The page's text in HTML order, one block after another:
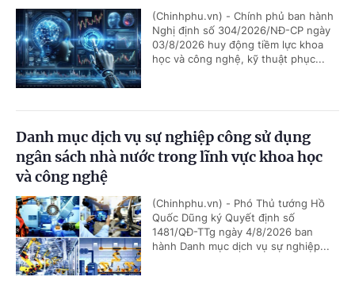
(Chinhphu.vn) - Chính phủ ban hành
Nghị định số 304/2026/NĐ-CP ngày
03/8/2026 huy động tiềm lực khoa
học và công nghệ, kỹ thuật phục...
Danh mục dịch vụ sự nghiệp công sử dụng
ngân sách nhà nước trong lĩnh vực khoa học
và công nghệ
(Chinhphu.vn) - Phó Thủ tướng Hồ
Quốc Dũng ký Quyết định số
1481/QĐ-TTg ngày 4/8/2026 ban
hành Danh mục dịch vụ sự nghiệp...